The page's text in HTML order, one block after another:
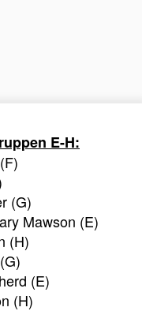
E-H:
(G)
Mawson (E)
(H)
(E)
(H)